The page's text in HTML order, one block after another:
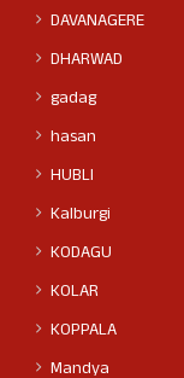
DAVANAGERE
DHARWAD
gadag
hasan
HUBLI
Kalburgi
KODAGU
KOLAR
KOPPALA
Mandya